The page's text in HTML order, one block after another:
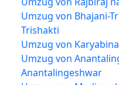
Umzug von Bhajani-
Trishakti
Umzug von
Umzug von
Anantalingeshwar